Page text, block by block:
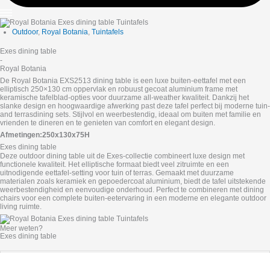
Outdoor, Royal Botania, Tuintafels
Exes dining table
-
Royal Botania
De Royal Botania EXS2513 dining table is een luxe buiten-eettafel met een
elliptisch 250×130 cm oppervlak en robuust gecoat aluminium frame met
keramische tafelblad-opties voor duurzame all-weather kwaliteit. Dankzij het
slanke design en hoogwaardige afwerking past deze tafel perfect bij moderne tuin-
and terrasdining sets. Stijlvol en weerbestendig, ideaal om buiten met familie en
vrienden te dineren en te genieten van comfort en elegant design.
Afmetingen:250x130x75H
Exes dining table
Deze outdoor dining table uit de Exes-collectie combineert luxe design met
functionele kwaliteit. Het elliptische formaat biedt veel zitruimte en een
uitnodigende eettafel-setting voor tuin of terras. Gemaakt met duurzame
materialen zoals keramiek en gepoedercoat aluminium, biedt de tafel uitstekende
weerbestendigheid en eenvoudige onderhoud. Perfect te combineren met dining
chairs voor een complete buiten-eetervaring in een moderne en elegante outdoor
living ruimte.
Meer weten?
Exes dining table